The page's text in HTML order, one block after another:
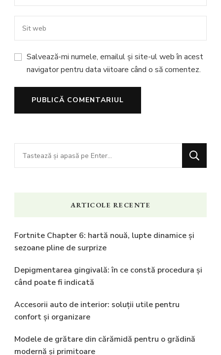
Salvează-mi numele, emailul și site-ul web în acest
navigator pentru data viitoare când o să comentez.
Cauți
ceva?
ARTICOLE RECENTE
Fortnite Chapter 6: hartă nouă, lupte dinamice și
sezoane pline de surprize
Depigmentarea gingivală: în ce constă procedura și
când poate fi indicată
Accesorii auto de interior: soluții utile pentru
confort și organizare
Modele de grătare din cărămidă pentru o grădină
modernă și primitoare